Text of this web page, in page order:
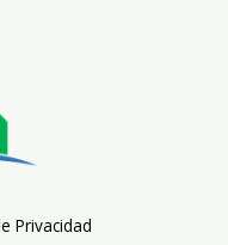
Privacidad